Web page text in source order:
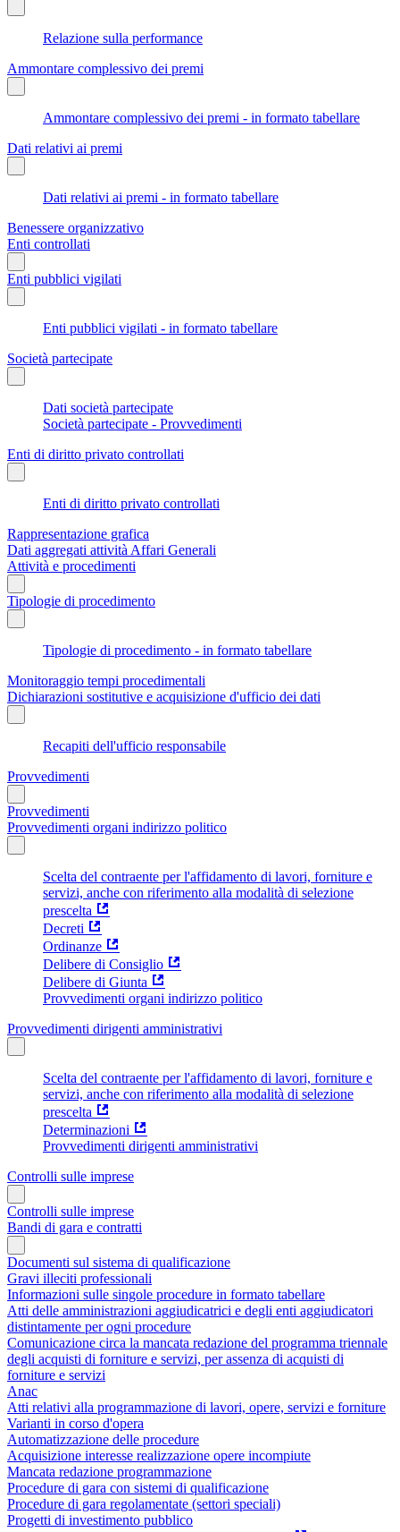
Relazione sulla performance
Ammontare complessivo dei premi
Ammontare complessivo dei premi - in formato tabellare
Dati relativi ai premi
Dati relativi ai premi - in formato tabellare
Benessere organizzativo
Enti controllati
Enti pubblici vigilati
Enti pubblici vigilati - in formato tabellare
Società partecipate
Dati società partecipate
Società partecipate - Provvedimenti
Enti di diritto privato controllati
Enti di diritto privato controllati
Rappresentazione grafica
Dati aggregati attività Affari Generali
Attività e procedimenti
Tipologie di procedimento
Tipologie di procedimento - in formato tabellare
Monitoraggio tempi procedimentali
Dichiarazioni sostitutive e acquisizione d'ufficio dei dati
Recapiti dell'ufficio responsabile
Provvedimenti
Provvedimenti
Provvedimenti organi indirizzo politico
Scelta del contraente per l'affidamento di lavori, forniture e
servizi, anche con riferimento alla modalità di selezione
prescelta
Decreti
Ordinanze
Delibere di Consiglio
Delibere di Giunta
Provvedimenti organi indirizzo politico
Provvedimenti dirigenti amministrativi
Scelta del contraente per l'affidamento di lavori, forniture e
servizi, anche con riferimento alla modalità di selezione
prescelta
Determinazioni
Provvedimenti dirigenti amministrativi
Controlli sulle imprese
Controlli sulle imprese
Bandi di gara e contratti
Documenti sul sistema di qualificazione
Gravi illeciti professionali
Informazioni sulle singole procedure in formato tabellare
Atti delle amministrazioni aggiudicatrici e degli enti aggiudicatori
distintamente per ogni procedure
Comunicazione circa la mancata redazione del programma triennale
degli acquisti di forniture e servizi, per assenza di acquisti di
forniture e servizi
Anac
Atti relativi alla programmazione di lavori, opere, servizi e forniture
Varianti in corso d'opera
Automatizzazione delle procedure
Acquisizione interesse realizzazione opere incompiute
Mancata redazione programmazione
Procedure di gara con sistemi di qualificazione
Procedure di gara regolamentate (settori speciali)
Progetti di investimento pubblico